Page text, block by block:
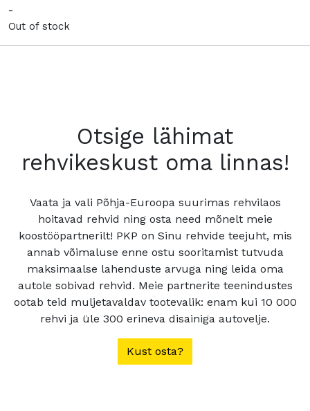
-
Out of stock
Otsige lähimat
rehvikeskust oma linnas!
Vaata ja vali Põhja-Euroopa suurimas rehvilaos
hoitavad rehvid ning osta need mõnelt meie
koostööpartnerilt! PKP on Sinu rehvide teejuht, mis
annab võimaluse enne ostu sooritamist tutvuda
maksimaalse lahenduste arvuga ning leida oma
autole sobivad rehvid. Meie partnerite teenindustes
ootab teid muljetavaldav tootevalik: enam kui 10 000
rehvi ja üle 300 erineva disainiga autovelje.
Kust osta?